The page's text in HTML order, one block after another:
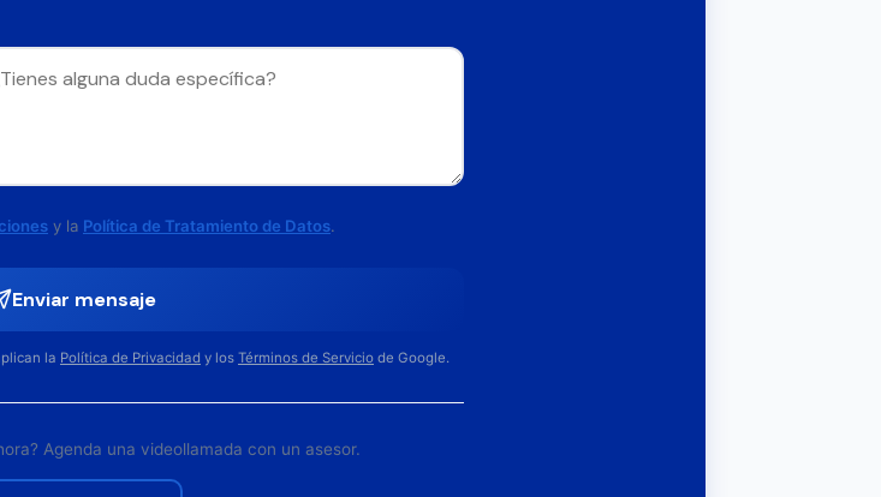
y la Política de Tratamiento de Datos.
Enviar mensaje
la Política de Privacidad y los Términos de Servicio de Google.
Agenda una videollamada con un asesor.